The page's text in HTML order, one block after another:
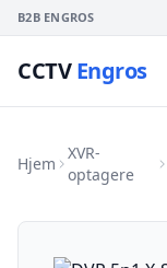
B2B ENGROS
CCTVEngros
Hjem
XVR-
optagere